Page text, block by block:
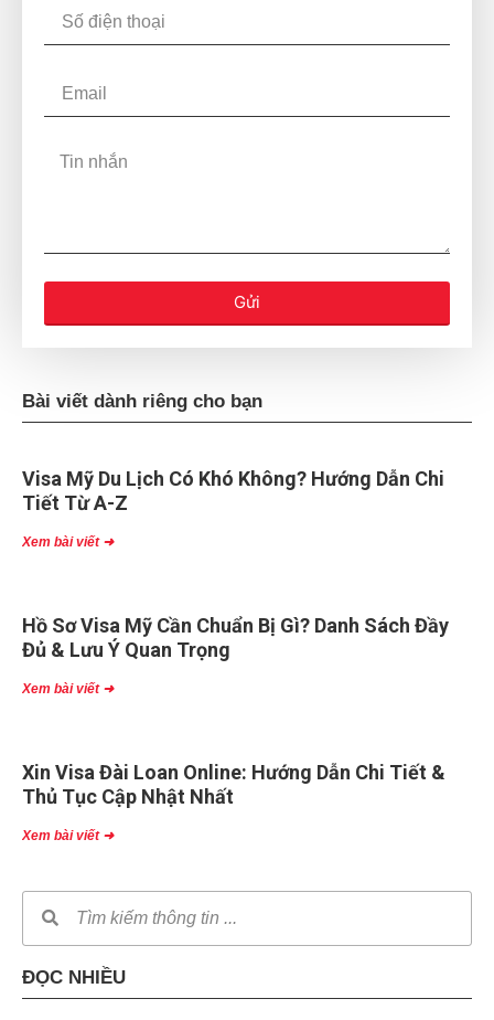
Gửi
Bài viết dành riêng cho bạn
Visa Mỹ Du Lịch Có Khó Không? Hướng Dẫn Chi
Tiết Từ A-Z
Xem bài viết ➜
Hồ Sơ Visa Mỹ Cần Chuẩn Bị Gì? Danh Sách Đầy
Đủ & Lưu Ý Quan Trọng
Xem bài viết ➜
Xin Visa Đài Loan Online: Hướng Dẫn Chi Tiết &
Thủ Tục Cập Nhật Nhất
Xem bài viết ➜
ĐỌC NHIỀU